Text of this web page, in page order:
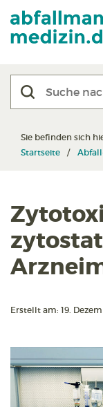
Sie befinden sich
Startseite
Erstellt am: 19.